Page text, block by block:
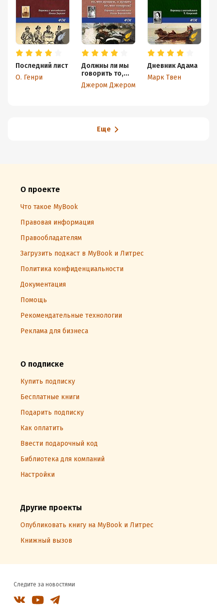
Последний лист
О. Генри
Должны ли мы
говорить то,
что думаем, и
думать то, что
Джером Джером
Дневник Адама
Марк Твен
Еще
О проекте
Что такое MyBook
Правовая информация
Правообладателям
Загрузить подкаст в MyBook и Литрес
Политика конфиденциальности
Документация
Помощь
Рекомендательные технологии
Реклама для бизнеса
О подписке
Купить подписку
Бесплатные книги
Подарить подписку
Как оплатить
Ввести подарочный код
Библиотека для компаний
Настройки
Другие проекты
Опубликовать книгу на MyBook и Литрес
Книжный вызов
Следите за новостями